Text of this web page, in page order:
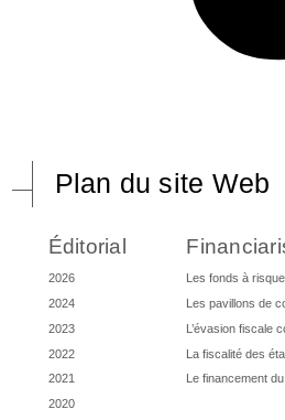
Plan du site Web
Éditorial
2026
2024
2023
2022
2021
2020
Les fonds à risque
Les pavillons de
L’évasion fiscale
La fiscalité des
Le financement